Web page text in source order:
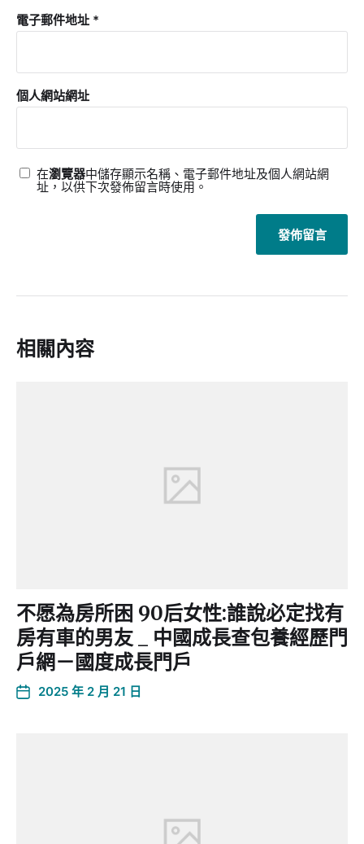
電子郵件地址 *
個人網站網址
在瀏覽器中儲存顯示名稱、電子郵件地址及個人網站網
址，以供下次發佈留言時使用。
相關內容
不愿為房所困 90后女性:誰說必定找有
房有車的男友 _ 中國成長查包養經歷門
戶網－國度成長門戶
2025 年 2 月 21 日